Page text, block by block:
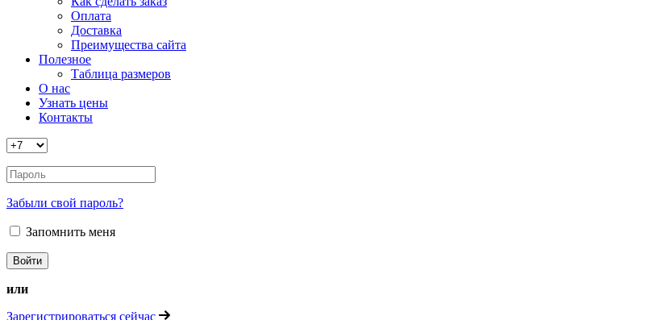
Оплата
Доставка
Преимущества сайта
Полезное
Таблица размеров
О нас
Узнать цены
Контакты
Забыли свой пароль?
Запомнить меня
или
Зарегистрироваться сейчас